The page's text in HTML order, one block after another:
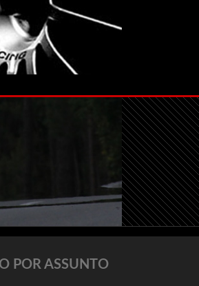
POR ASSUNTO